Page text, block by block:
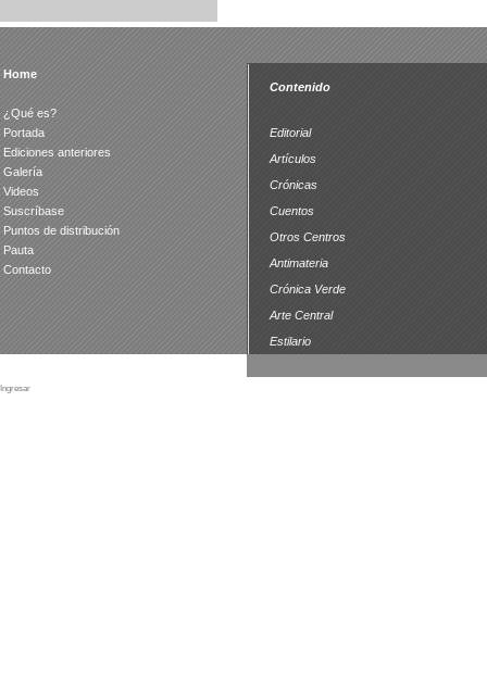
Home
¿Qué es?
Portada
Ediciones anteriores
Galería
Videos
Suscríbase
Puntos de distribución
Pauta
Contacto
Contenido
Editorial
Artículos
Crónicas
Cuentos
Otros Centros
Antimateria
Crónica Verde
Arte Central
Estilario
Ingresar